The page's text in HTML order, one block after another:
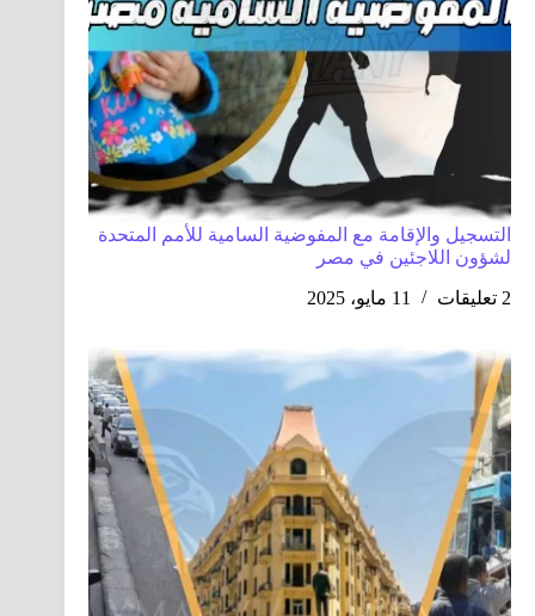
التسجيل والإقامة مع المفوضية السامية للأمم المتحدة
لشؤون اللاجئين في مصر
2 تعليقات
11 مايو، 2025